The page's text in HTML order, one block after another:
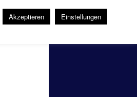
Akzeptieren Einstellungen